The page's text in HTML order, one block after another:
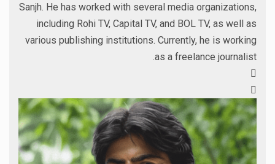
Sanjh. He has worked with several media organizations,
including Rohi TV, Capital TV, and BOL TV, as well as
various publishing institutions. Currently, he is working
as a freelance journalist.